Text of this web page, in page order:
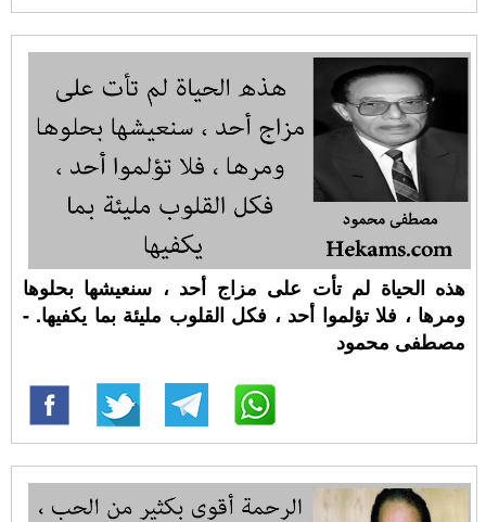
هذه الحياة لم تأت على مزاج أحد ، سنعيشها بحلوها
ومرها ، فلا تؤلموا أحد ، فكل القلوب مليئة بما يكفيها. -
مصطفى محمود